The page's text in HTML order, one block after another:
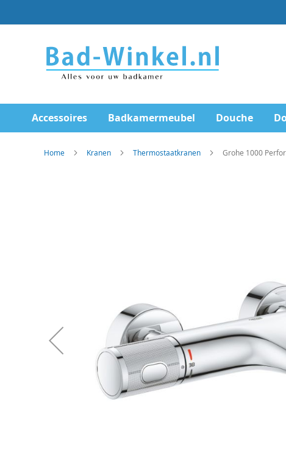
direct
naar
inhoud
Accessoires Badkamermeubel Douche
Home Kranen Thermostaatkranen Grohe 1000